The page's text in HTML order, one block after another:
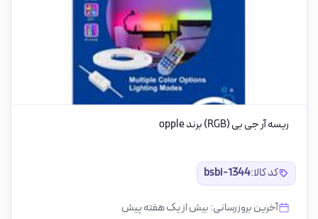
ریسه آر جی بی (RGB) برند opple
کد کالا:bsbi-1344
آخرین بروزرسانی: بیش از یک هفته پیش